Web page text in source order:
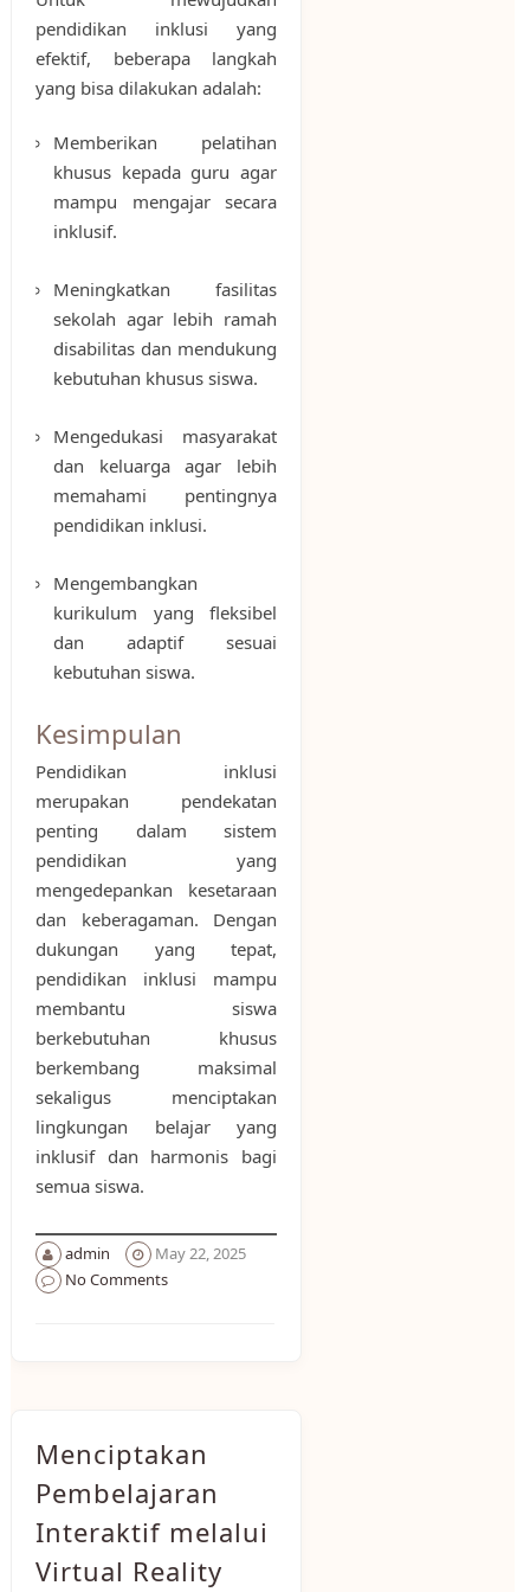
pendidikan inklusi yang
efektif, beberapa langkah
yang bisa dilakukan adalah:
Memberikan pelatihan
khusus kepada guru agar
mampu mengajar secara
inklusif.
Meningkatkan fasilitas
sekolah agar lebih ramah
disabilitas dan mendukung
kebutuhan khusus siswa.
Mengedukasi masyarakat
dan keluarga agar lebih
memahami pentingnya
pendidikan inklusi.
Mengembangkan
kurikulum yang fleksibel
dan adaptif sesuai
kebutuhan siswa.
Kesimpulan
Pendidikan inklusi
merupakan pendekatan
penting dalam sistem
pendidikan yang
mengedepankan kesetaraan
dan keberagaman. Dengan
dukungan yang tepat,
pendidikan inklusi mampu
membantu siswa
berkebutuhan khusus
berkembang maksimal
sekaligus menciptakan
lingkungan belajar yang
inklusif dan harmonis bagi
semua siswa.
admin
May 22, 2025
No Comments
Menciptakan
Pembelajaran
Interaktif melalui
Virtual Reality